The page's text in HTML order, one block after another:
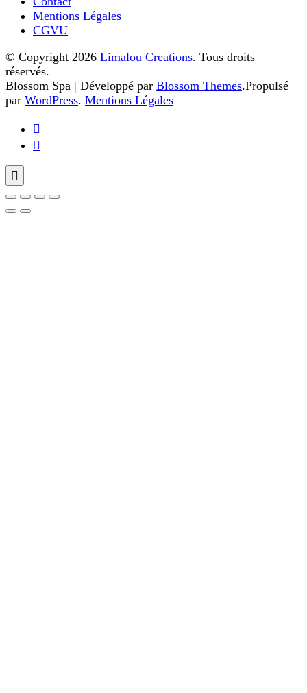
Mentions Légales
CGVU
© Copyright 2026 Limalou Creations. Tous droits
réservés.
Blossom Spa | Développé par Blossom Themes.Propulsé
par WordPress. Mentions Légales